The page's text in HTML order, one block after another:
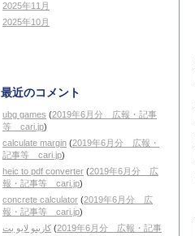
2025年11月
2025年10月
最近のコメント
ubg games (2019年6月分 広報・記事
等 cari.jp)
calculate margin (2019年6月分 広報・
記事等 cari.jp)
heic to pdf converter (2019年6月分 広
報・記事等 cari.jp)
concrete calculator (2019年6月分 広
報・記事等 cari.jp)
کازینو لایو بت (2019年6月分 広報・記事